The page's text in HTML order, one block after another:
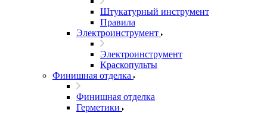
Штукатурный инструмент
Правила
Электроинструмент
Электроинструмент
Краскопульты
Финишная отделка
Финишная отделка
Герметики